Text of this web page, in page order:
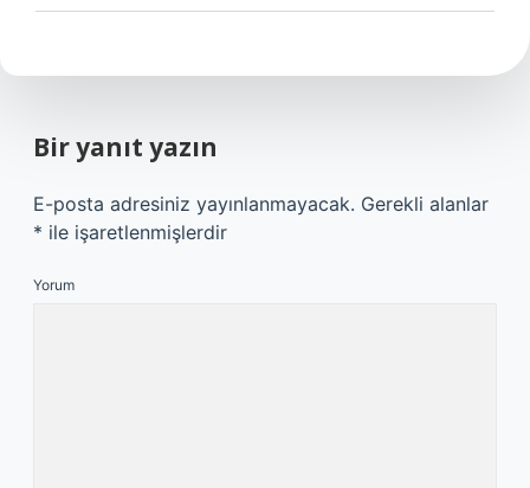
Bir yanıt yazın
E-posta adresiniz yayınlanmayacak. Gerekli alanlar
* ile işaretlenmişlerdir
Yorum